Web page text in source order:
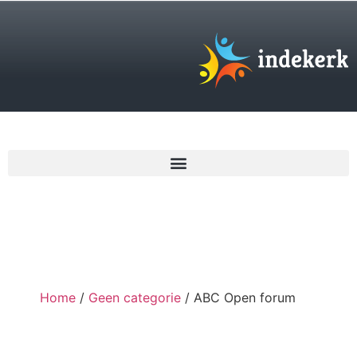
Home / Geen categorie / ABC Open forum